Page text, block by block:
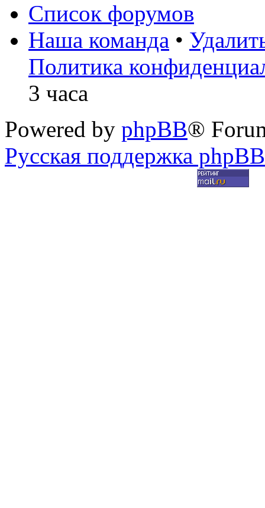
Список форумов
Наша команда •
Политика
3 часа
Powered by phpBB®
Русская поддержка phpBB